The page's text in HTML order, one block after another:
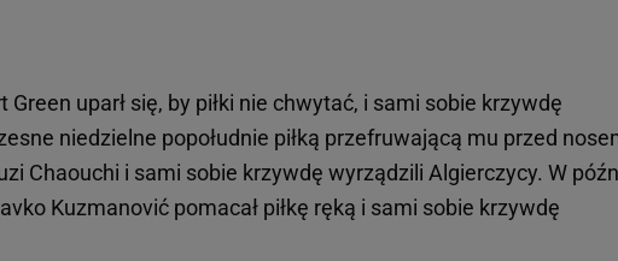
uparł się, by piłki nie chwytać, i sami sobie krzywdę
niedzielne popołudnie piłką przefruwającą mu przed
Chaouchi i sami sobie krzywdę wyrządzili Algierczycy. W
Kuzmanović pomacał piłkę ręką i sami sobie krzywdę